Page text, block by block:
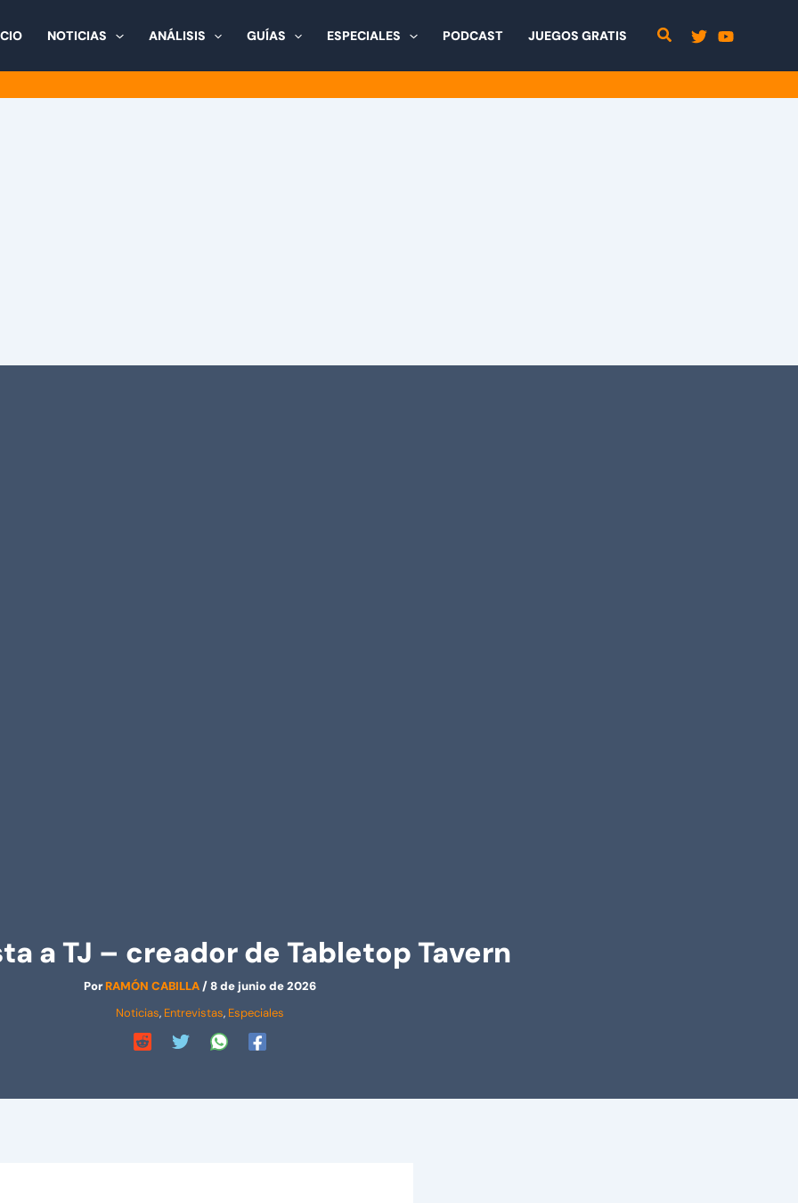
NOTICIAS ANÁLISIS GUÍAS ESPECIALES PODCAST JUEGOS GRATIS
a TJ – creador de Tabletop Tavern
PorRAMÓN CABILLA/8 de junio de 2026
Noticias, Entrevistas, Especiales